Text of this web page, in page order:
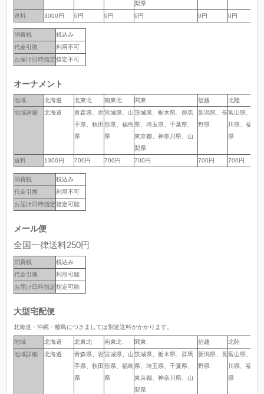
梨県
送料
3000円 0円 0円 0円 0円 0円
送料
消費税
税込み
代金引換
利用不可
お届け日時指定指定不可
オーナメント
地域 北海道 北東北 南東北 関東 信越 北陸
地域詳細
北海道
青森県、岩
手県、秋田
県
宮城県、山
形県、福島
県
茨城県、栃木県、群馬
県、埼玉県、千葉県、
東京都、神奈川県、山
梨県
新潟県、長
野県
富山県、石
川県、福井
県
送料 1300円 700円 700円 700円 700円 700円
地域
地域詳細
送料
消費税
税込み
代金引換
利用不可
お届け日時指定指定可能
メール便
全国一律送料250円
消費税
税込み
代金引換
利用可能
お届け日時指定指定可能
大型宅配便
北海道・沖縄・離島につきましては別途送料がかかります。
地域 北海道 北東北 南東北 関東 信越 北陸
地域詳細
北海道
青森県、岩
手県、秋田
県
宮城県、山
形県、福島
県
茨城県、栃木県、群馬
県、埼玉県、千葉県、
東京都、神奈川県、山
梨県
新潟県、長
野県
富山県、石
川県、福井
県
地域
地域詳細